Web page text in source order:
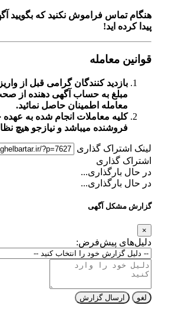
هنگام تماس فراموش نکنید که بگویید آگهی
پیدا کرده اید!
قوانین معامله
بازدید کنندگان گرامی قبل از واریز
مبلغ به حساب آگهی دهنده از صحت و
معامله اطمینان حاصل نمائید.
کلیه معاملات انجام شده به عهده
فروشنده میباشد و نیازجو هیچ نظارتی
لینک اشتراک گذاری
اشتراک گذاری
در حال بارگذاری...
در حال بارگذاری...
گزارش مشکل آگهی
دلیل‌های پیش‌فرض:
ارسال گزارش